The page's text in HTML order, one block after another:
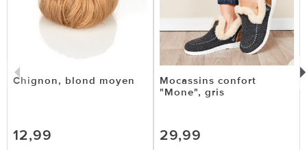
Chignon, blond moyen
12,99
Mocassins confort
"Mone", gris
29,99